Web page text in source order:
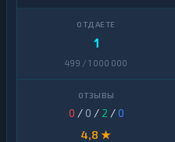
1
499 / 1 000 000
0 / 0 / 2 /0
4,8 ★